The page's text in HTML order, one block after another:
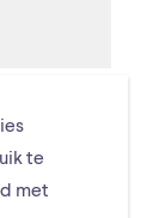
te
met